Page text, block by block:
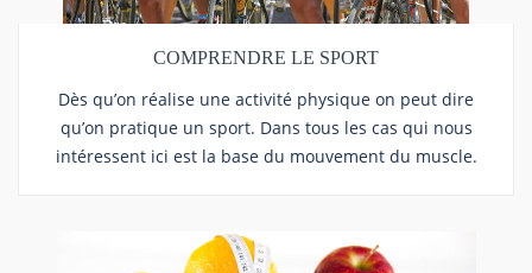
COMPRENDRE LE SPORT
Dès qu’on réalise une activité physique on peut dire
qu’on pratique un sport. Dans tous les cas qui nous
intéressent ici est la base du mouvement du muscle.